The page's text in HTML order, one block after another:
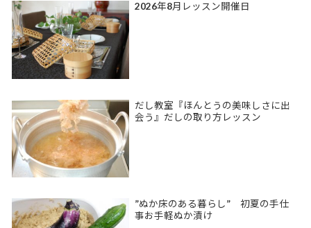
2026年8月レッスン開催日
だし教室『ほんとうの美味しさに出
会う』だしの取り方レッスン
”ぬか床のある暮らし” 初夏の手仕
事お手軽ぬか漬け